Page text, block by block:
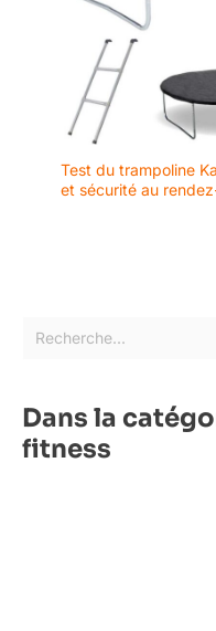
Test du trampoline
et sécurité au
Dans la
fitness